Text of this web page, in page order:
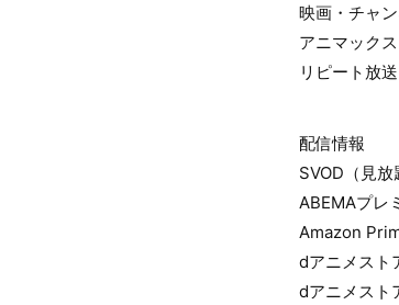
映画・チャ
アニマック
リピート放
配信情報
SVOD（見放
ABEMAプレ
Amazon
dアニメスト
dアニメスト